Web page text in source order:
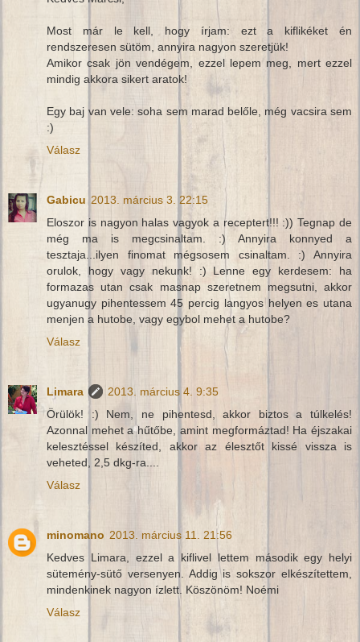
Most már le kell, hogy írjam: ezt a kiflikéket én
rendszeresen sütöm, annyira nagyon szeretjük!
Amikor csak jön vendégem, ezzel lepem meg, mert ezzel
mindig akkora sikert aratok!
Egy baj van vele: soha sem marad belőle, még vacsira sem
:)
Válasz
Gabicu 2013. március 3. 22:15
Eloszor is nagyon halas vagyok a receptert!!! :)) Tegnap de
még ma is megcsinaltam. :) Annyira konnyed a
tesztaja...ilyen finomat mégsosem csinaltam. :) Annyira
orulok, hogy vagy nekunk! :) Lenne egy kerdesem: ha
formazas utan csak masnap szeretnem megsutni, akkor
ugyanugy pihentessem 45 percig langyos helyen es utana
menjen a hutobe, vagy egybol mehet a hutobe?
Válasz
Limara
2013. március 4. 9:35
Örülök! :) Nem, ne pihentesd, akkor biztos a túlkelés!
Azonnal mehet a hűtőbe, amint megformáztad! Ha éjszakai
kelesztéssel készíted, akkor az élesztőt kissé vissza is
veheted, 2,5 dkg-ra....
Válasz
minomano 2013. március 11. 21:56
Kedves Limara, ezzel a kiflivel lettem második egy helyi
sütemény-sütő versenyen. Addig is sokszor elkészítettem,
mindenkinek nagyon ízlett. Köszönöm! Noémi
Válasz